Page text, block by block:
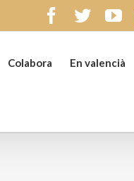
facebook
twitter
Colabora En valencià